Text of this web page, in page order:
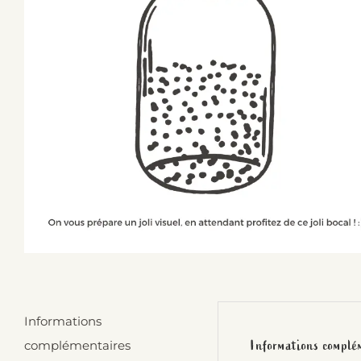
Informations
complémentaires
Informations